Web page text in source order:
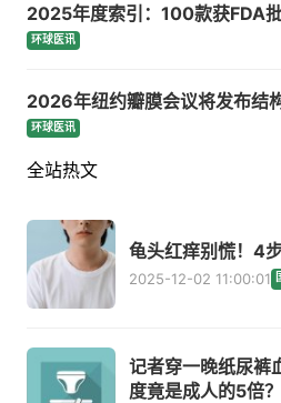
2025年度索引：100款获FDA
环球医讯
2026年纽约瓣膜会议将发布结
环球医讯
全站热文
龟头红痒别慌！4
2025-12-02 11:00:01
记者穿一晚纸尿裤
度竟是成人的5倍？